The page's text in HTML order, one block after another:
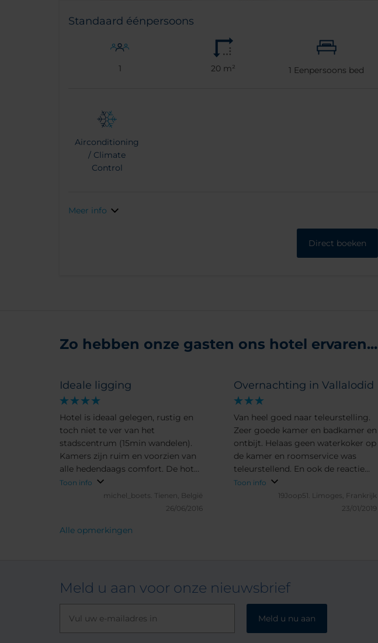
Standaard éénpersoons
1 20 m² 1 Eenpersoons bed
Airconditioning
/ Climate
Control
Meer info
Direct boeken
Zo hebben onze gasten ons hotel ervaren...
Ideale ligging
Hotel is ideaal gelegen, rustig en
toch niet te ver van het
stadscentrum (15min wandelen).
Kamers zijn ruim en voorzien van
alle hedendaags comfort. De hotel
medewerkers zijn vriendelijk en
behulpzaam. Hotel heeft een eigen
parking, maar naast het hotel is er
Toon info
michel_boets.
Tienen, België
26/06/2016
Overnachting in Vallalodid
Van heel goed naar teleurstelling.
Zeer goede kamer en badkamer en
ontbijt. Helaas geen waterkoker op
de kamer en roomservice was
teleurstellend. En ook de reactie
van de medewerkster van de
receptie was teleurstellend.
Toon info
19Joop51.
Limoges, Frankrijk
23/01/2019
Alle opmerkingen
Meld u aan voor onze nieuwsbrief
Meld u nu aan